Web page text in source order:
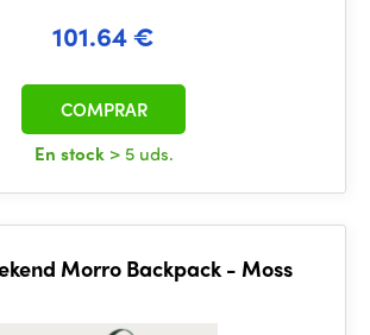
101.64 €
En stock > 5 uds.
COMPRAR
Morro Backpack - Moss